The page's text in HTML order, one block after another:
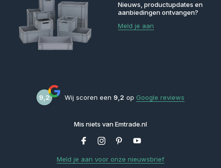
Nieuws, productupdates en
aanbiedingen ontvangen?
Meld je aan
9,2 Wij scoren een 9,2 op Google reviews
Mis niets van Emtrade.nl
Meld je aan voor onze nieuwsbrief